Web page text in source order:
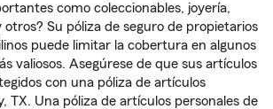
como coleccionables, joyería,
Su póliza de seguro de propietarios
puede limitar la cobertura en algunos
valiosos. Asegúrese de que sus artículos
con una póliza de artículos
TX. Una póliza de artículos personales de